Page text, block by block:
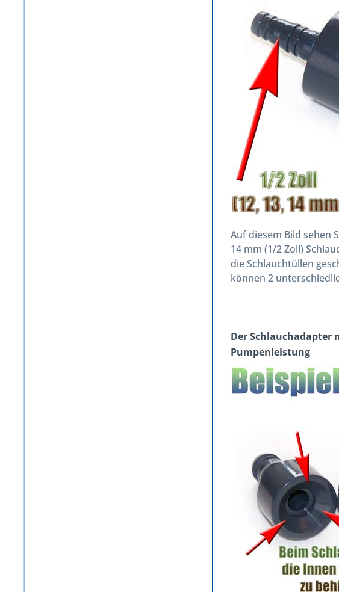
Auf diesem Bild sehen
14 mm (1/2 Zoll)
die Schlauchtüllen
können 2
Der Schlauchadapter
Pumpenleistung